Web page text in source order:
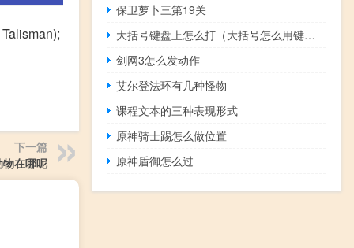
下一篇
在哪呢
保卫萝卜三第19关
大括号键盘上怎么打（大括号怎么用键盘打出来）
剑网3怎么发动作
艾尔登法环有几种怪物
课程文本的三种表现形式
原神骑士踢怎么做位置
原神盾御怎么过